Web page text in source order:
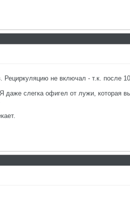
не включал - т.к. после
слегка офигел от лужи, которая